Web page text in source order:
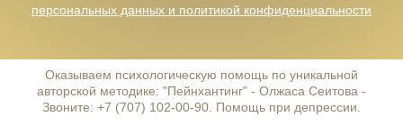
персональных данных и политикой конфиденциальности
Оказываем психологическую помощь по уникальной
авторской методике: "Пейнхантинг" - Олжаса Сеитова -
Звоните: +7 (707) 102-00-90. Помощь при депрессии.